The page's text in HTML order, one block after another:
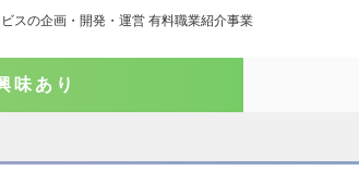
スの企画・開発・運営 有料職業紹介事業
味あり